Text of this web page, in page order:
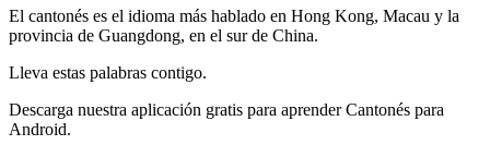
El cantonés es el idioma más hablado en Hong Kong, Macau y la
provincia de Guangdong, en el sur de China.
Lleva estas palabras contigo.
Descarga nuestra aplicación gratis para aprender Cantonés para
Android.